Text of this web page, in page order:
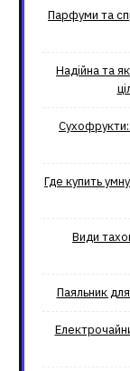
Парфуми та
Надійна та
Сухофрукти:
Где купить
Види
Паяльник